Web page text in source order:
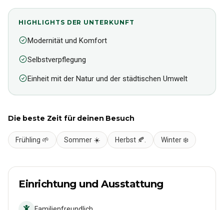
HIGHLIGHTS DER UNTERKUNFT
Modernität und Komfort
Selbstverpflegung
Einheit mit der Natur und der städtischen Umwelt
Die beste Zeit für deinen Besuch
Frühling 🌱 Sommer ☀️ Herbst 🍂. Winter ❄️
Einrichtung und Ausstattung